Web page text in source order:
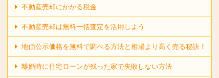
不動産売却にかかる税金
不動産売却は無料一括査定を活用しよう
地価公示価格を無料で調べる方法と相場より高く売る秘訣！
離婚時に住宅ローンが残った家で失敗しない方法